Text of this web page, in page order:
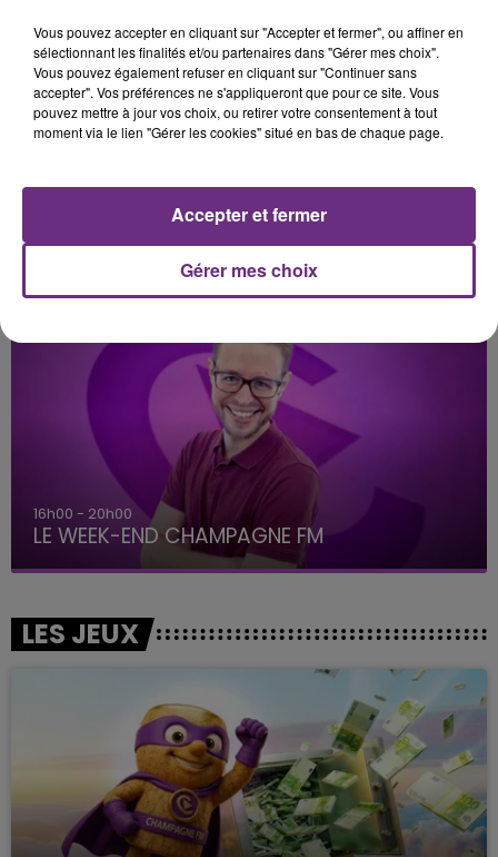
A L'ANTENNE
16h00 - 20h00
LE WEEK-END CHAMPAGNE FM
LES JEUX
Vous pouvez accepter en cliquant sur "Accepter et fermer", ou affiner en
sélectionnant les finalités et/ou partenaires dans "Gérer mes choix".
Vous pouvez également refuser en cliquant sur "Continuer sans
accepter". Vos préférences ne s'appliqueront que pour ce site. Vous
pouvez mettre à jour vos choix, ou retirer votre consentement à tout
moment via le lien "Gérer les cookies" situé en bas de chaque page.
Gérer mes choix
Accepter et fermer